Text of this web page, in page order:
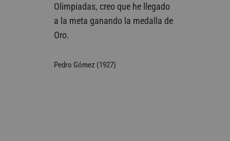
Olimpiadas, creo que he llegado
a la meta ganando la medalla de
Oro.
Pedro Gómez (1927)